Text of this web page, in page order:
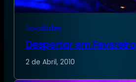
Novidades
Despertar em Fevereiro
2 de Abril, 2010